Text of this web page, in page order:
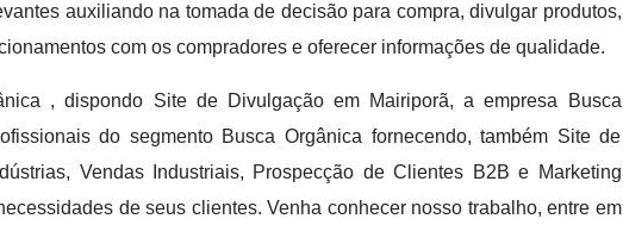
auxiliando na tomada de decisão para compra, divulgar produtos,
com os compradores e oferecer informações de qualidade.
, dispondo Site de Divulgação em Mairiporã, a empresa Busca
do segmento Busca Orgânica fornecendo, também Site de
Vendas Industriais, Prospecção de Clientes B2B e Marketing
de seus clientes. Venha conhecer nosso trabalho, entre em